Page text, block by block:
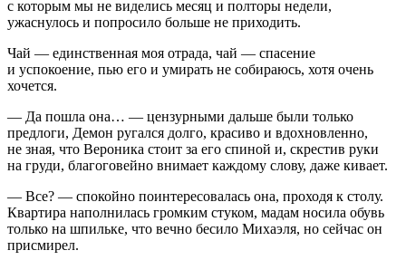
с которым мы не виделись месяц и полторы недели,
ужаснулось и попросило больше не приходить.
Чай — единственная моя отрада, чай — спасение
и успокоение, пью его и умирать не собираюсь, хотя очень
хочется.
— Да пошла она… — цензурными дальше были только
предлоги, Демон ругался долго, красиво и вдохновленно,
не зная, что Вероника стоит за его спиной и, скрестив руки
на груди, благоговейно внимает каждому слову, даже кивает.
— Все? — спокойно поинтересовалась она, проходя к столу.
Квартира наполнилась громким стуком, мадам носила обувь
только на шпильке, что вечно бесило Михаэля, но сейчас он
присмирел.